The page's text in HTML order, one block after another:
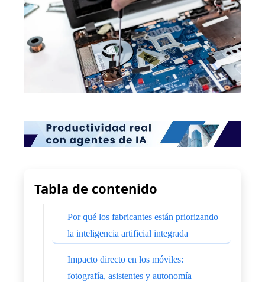
Tabla de contenido
Por qué los fabricantes están priorizando
la inteligencia artificial integrada
Impacto directo en los móviles:
fotografía, asistentes y autonomía